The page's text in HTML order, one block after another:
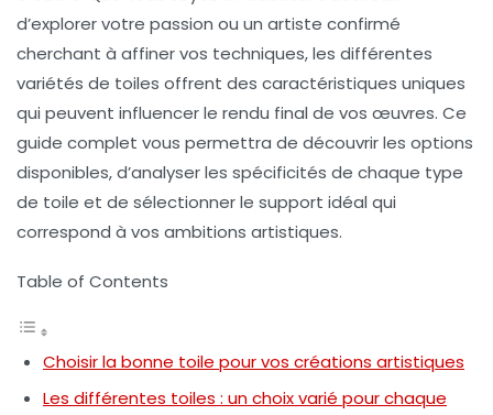
d’explorer votre passion ou un artiste confirmé
cherchant à affiner vos techniques, les différentes
variétés de toiles offrent des caractéristiques uniques
qui peuvent influencer le rendu final de vos œuvres. Ce
guide complet vous permettra de découvrir les options
disponibles, d’analyser les spécificités de chaque type
de toile et de sélectionner le support idéal qui
correspond à vos ambitions artistiques.
Table of Contents
Choisir la bonne toile pour vos créations artistiques
Les différentes toiles : un choix varié pour chaque